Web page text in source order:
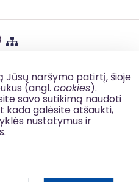
Jūsų naršymo patirtį, šioje
(angl. cookies).
savo sutikimą naudoti
kada galėsite atšaukti,
nustatymus ir